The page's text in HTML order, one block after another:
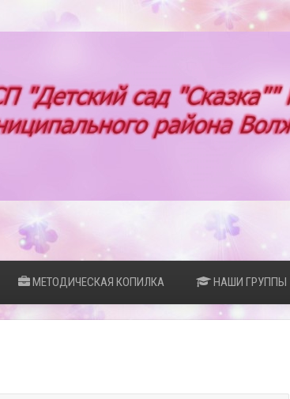
МЕТОДИЧЕСКАЯ КОПИЛКА НАШИ ГРУППЫ